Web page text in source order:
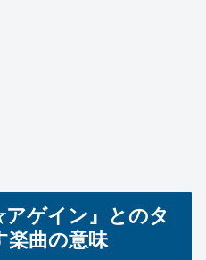
ゲイン』とのタ
楽曲の意味